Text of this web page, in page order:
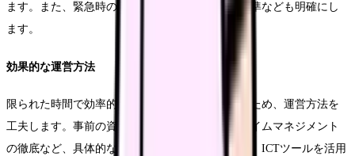
ます。また、緊急時の臨時カンファレンス開催基準なども明確にし
ます。
効果的な運営方法
限られた時間で効率的にカンファレンスを進めるため、運営方法を
工夫します。事前の資料準備や議題の明確化、タイムマネジメント
の徹底など、具体的な工夫を取り入れます。また、ICTツールを活用